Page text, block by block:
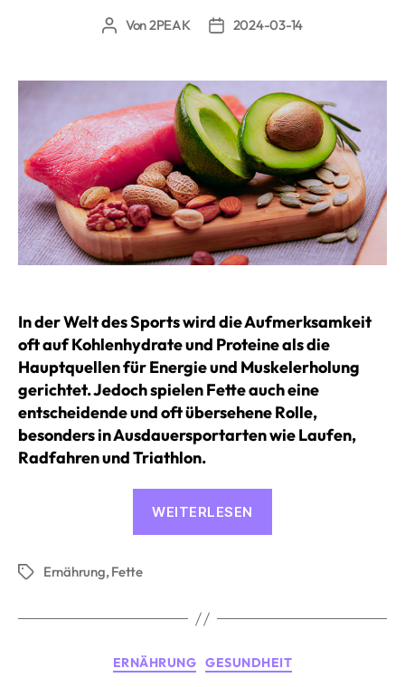
Beitragsautor
Von2PEAK Beitragsdatum
2024-03-14
In der Welt des Sports wird die Aufmerksamkeit
oft auf Kohlenhydrate und Proteine als die
Hauptquellen für Energie und Muskelerholung
gerichtet. Jedoch spielen Fette auch eine
entscheidende und oft übersehene Rolle,
besonders in Ausdauersportarten wie Laufen,
Radfahren und Triathlon.
WEITERLESEN
Mythen»
Schlagwörter
Ernährung,Fette
Kategorien
ERNÄHRUNG GESUNDHEIT